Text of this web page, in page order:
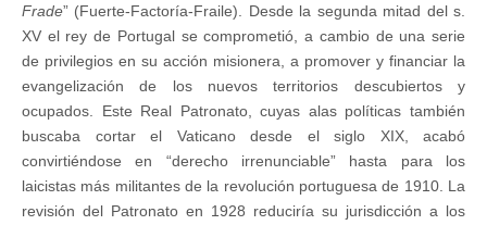
Frade” (Fuerte-Factoría-Fraile). Desde la segunda mitad del s.
XV el rey de Portugal se comprometió, a cambio de una serie
de privilegios en su acción misionera, a promover y financiar la
evangelización de los nuevos territorios descubiertos y
ocupados. Este Real Patronato, cuyas alas políticas también
buscaba cortar el Vaticano desde el siglo XIX, acabó
convirtiéndose en “derecho irrenunciable” hasta para los
laicistas más militantes de la revolución portuguesa de 1910. La
revisión del Patronato en 1928 reduciría su jurisdicción a los